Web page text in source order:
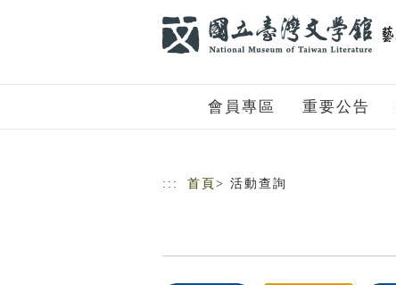
會員專區 重要公告
::: 首頁 > 活動查詢